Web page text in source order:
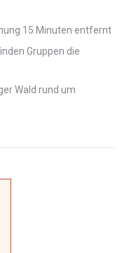
15 Minuten entfernt
Gruppen die
Wald rund um